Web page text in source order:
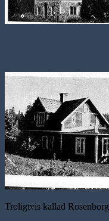
Troligtvis kallad Rosenborg